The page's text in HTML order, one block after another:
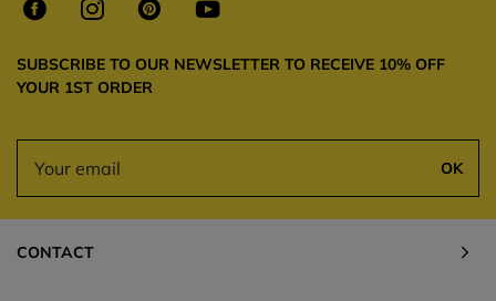
SUBSCRIBE TO OUR NEWSLETTER TO RECEIVE 10% OFF
YOUR 1ST ORDER
OK
CONTACT